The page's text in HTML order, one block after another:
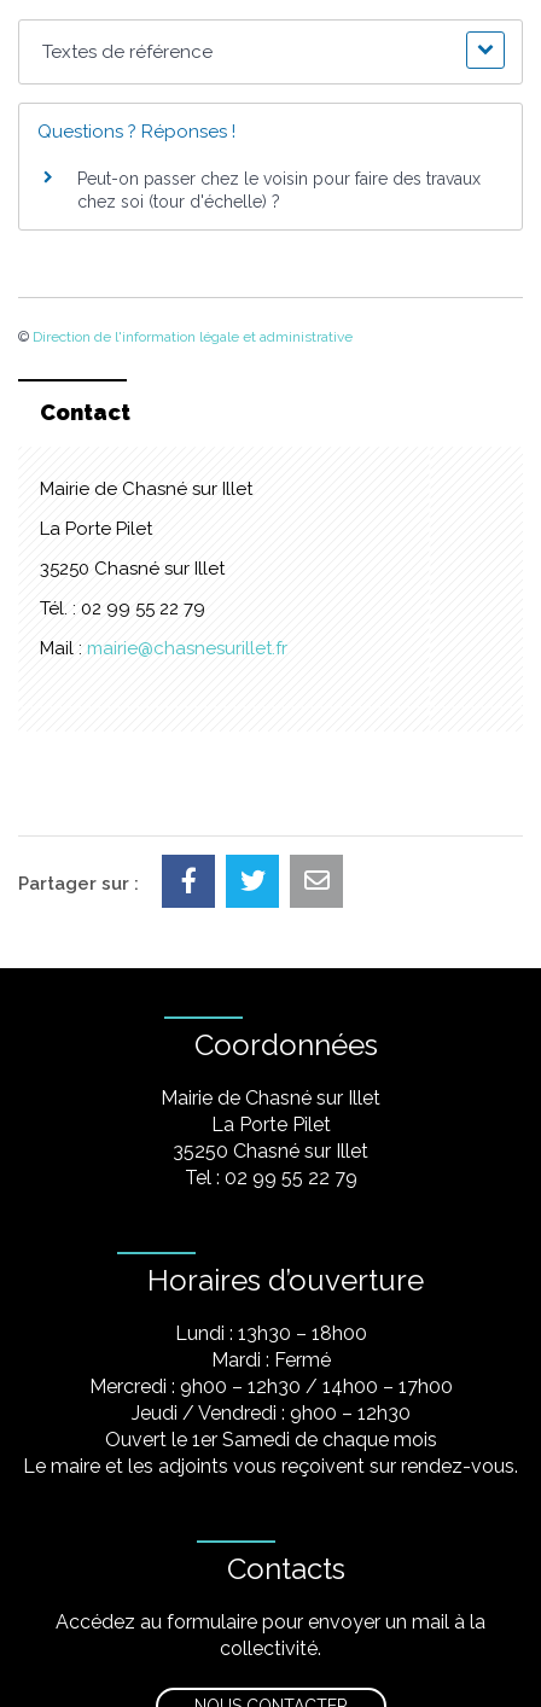
Textes de référence
Questions ? Réponses !
Peut-on passer chez le voisin pour faire des travaux
chez soi (tour d'échelle) ?
© Direction de l'information légale et administrative
Contact
Mairie de Chasné sur Illet
La Porte Pilet
35250 Chasné sur Illet
Tél. : 02 99 55 22 79
Mail : mairie@chasnesurillet.fr
Partager sur :
Coordonnées
Mairie de Chasné sur Illet
La Porte Pilet
35250 Chasné sur Illet
Tel : 02 99 55 22 79
Horaires d’ouverture
Lundi : 13h30 – 18h00
Mardi : Fermé
Mercredi : 9h00 – 12h30 / 14h00 – 17h00
Jeudi / Vendredi : 9h00 – 12h30
Ouvert le 1er Samedi de chaque mois
Le maire et les adjoints vous reçoivent sur rendez-vous.
Contacts
Accédez au formulaire pour envoyer un mail à la
collectivité.